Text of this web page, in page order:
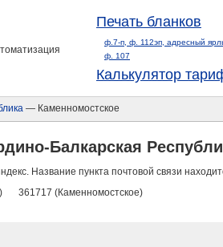
Печать бланков
ф.7-п, ф. 112эп, адресный
ф. 107
Калькулятор
— Каменномостское
Балкарская
Название пункта почтовой связи
361717 (Каменномостское)